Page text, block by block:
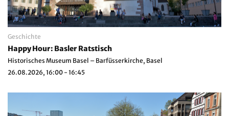
Geschichte
Happy Hour: Basler Ratstisch
Historisches Museum Basel – Barfüsserkirche, Basel
26.08.2026, 16:00 - 16:45